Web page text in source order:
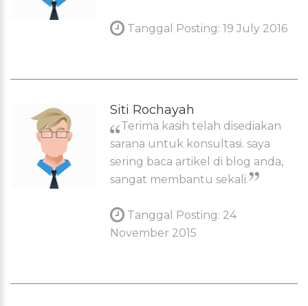
Tanggal Posting: 19 July 2016
Siti Rochayah
Terima kasih telah disediakan
sarana untuk konsultasi. saya
sering baca artikel di blog anda,
sangat membantu sekali.
Tanggal Posting: 24
November 2015